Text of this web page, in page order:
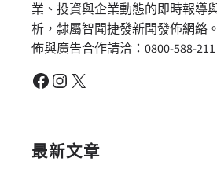
業、投資與企業動態的即時報導
析，隸屬智聞捷發新聞發佈網絡
佈與廣告合作請洽：0800-588-211
Facebook Instagram X
最新文章